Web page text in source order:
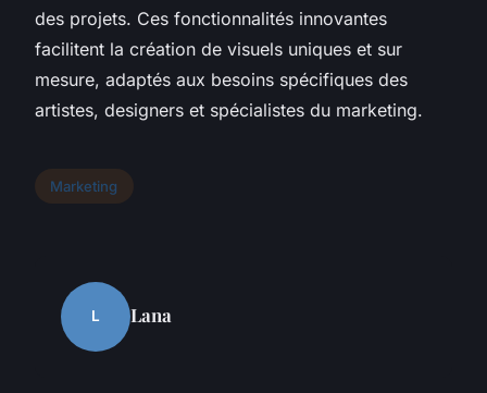
des projets. Ces fonctionnalités innovantes
facilitent la création de visuels uniques et sur
mesure, adaptés aux besoins spécifiques des
artistes, designers et spécialistes du marketing.
Marketing
L Lana